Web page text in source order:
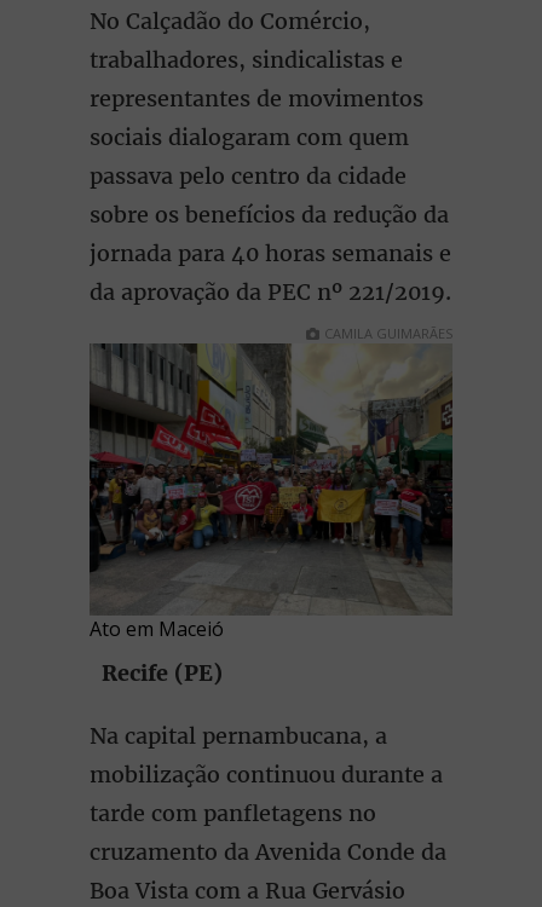
No Calçadão do Comércio,
trabalhadores, sindicalistas e
representantes de movimentos
sociais dialogaram com quem
passava pelo centro da cidade
sobre os benefícios da redução da
jornada para 40 horas semanais e
da aprovação da PEC nº 221/2019.
CAMILA GUIMARÃES
Ato em Maceió
Recife (PE)
Na capital pernambucana, a
mobilização continuou durante a
tarde com panfletagens no
cruzamento da Avenida Conde da
Boa Vista com a Rua Gervásio